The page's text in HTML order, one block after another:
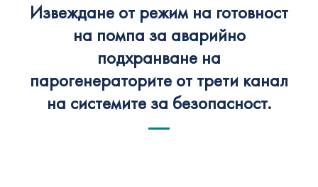
Извеждане от режим на готовност
на помпа за аварийно
подхранване на
парогенераторите от трети канал
на системите за безопасност.